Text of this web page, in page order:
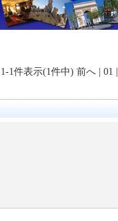
1-1件表示(1件中) 前へ | 01 |